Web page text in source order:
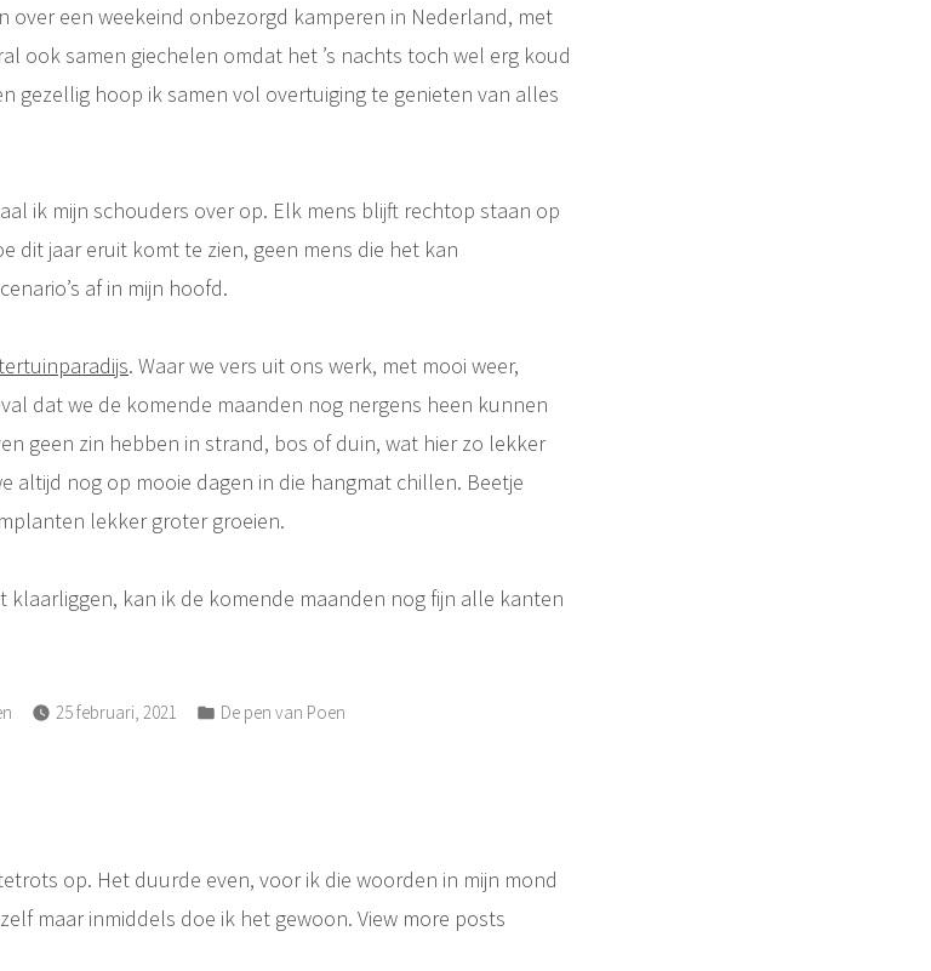
over een weekeind onbezorgd kamperen in Nederland, met
ook samen giechelen omdat het ’s nachts toch wel erg koud
gezellig hoop ik samen vol overtuiging te genieten van alles
ik mijn schouders over op. Elk mens blijft rechtop staan op
dit jaar eruit komt te zien, geen mens die het kan
af in mijn hoofd.
. Waar we vers uit ons werk, met mooi weer,
dat we de komende maanden nog nergens heen kunnen
geen zin hebben in strand, bos of duin, wat hier zo lekker
altijd nog op mooie dagen in die hangmat chillen. Beetje
lekker groter groeien.
klaarliggen, kan ik de komende maanden nog fijn alle kanten
25 februari, 2021
Posted
De pen van Poen
op. Het duurde even, voor ik die woorden in mijn mond
maar inmiddels doe ik het gewoon. View more posts